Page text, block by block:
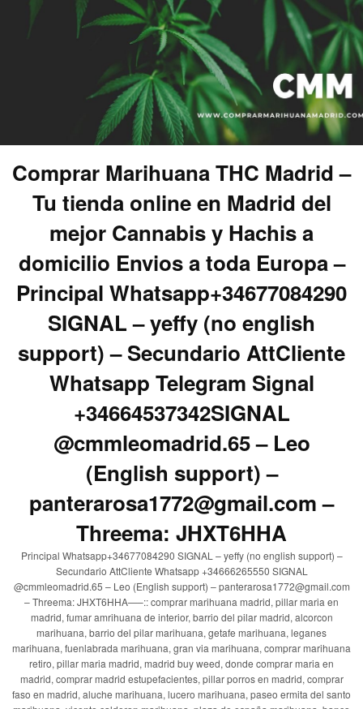
Comprar Marihuana THC Madrid –
Tu tienda online en Madrid del
mejor Cannabis y Hachis a
domicilio Envios a toda Europa –
Principal Whatsapp+34677084290
SIGNAL – yeffy (no english
support) – Secundario AttCliente
Whatsapp Telegram Signal
+34664537342SIGNAL
@cmmleomadrid.65 – Leo
(English support) –
panterarosa1772@gmail.com –
Threema: JHXT6HHA
Principal Whatsapp+34677084290 SIGNAL – yeffy (no english support) –
Secundario AttCliente Whatsapp +34666265550 SIGNAL
@cmmleomadrid.65 – Leo (English support) – panterarosa1772@gmail.com
– Threema: JHXT6HHA—–:: comprar marihuana madrid, pillar maria en
madrid, fumar amrihuana de interior, barrio del pilar madrid, alcorcon
marihuana, barrio del pilar marihuana, getafe marihuana, leganes
marihuana, fuenlabrada marihuana, gran via marihuana, comprar marihuana
retiro, pillar maria madrid, madrid buy weed, donde comprar maria en
madrid, comprar madrid estupefacientes, pillar porros en madrid, comprar
faso en madrid, aluche marihuana, lucero marihuana, paseo ermita del santo